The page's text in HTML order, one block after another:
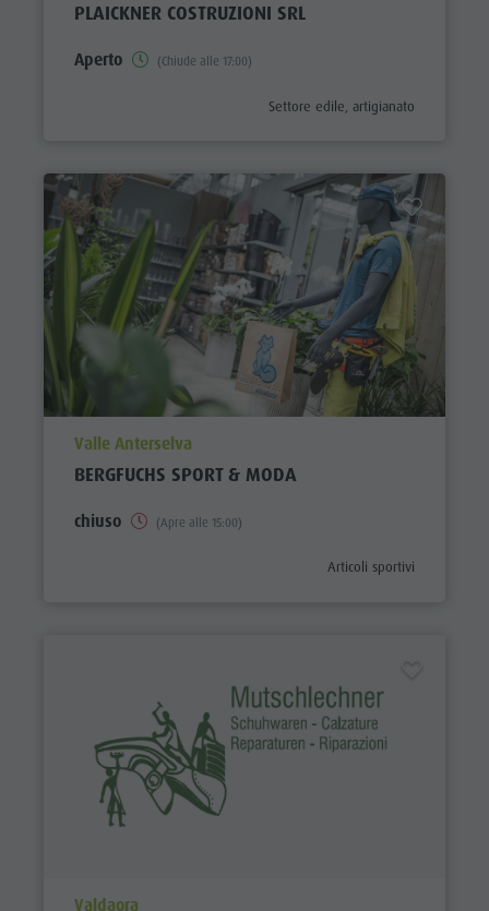
PLAICKNER COSTRUZIONI SRL
Aperto (Chiude alle 17:00)
aria.poi_category_prefix
Settore edile, artigianato
aria.poi_location_prefix
Valle Anterselva
BERGFUCHS SPORT & MODA
chiuso (Apre alle 15:00)
aria.poi_category_prefix
Articoli sportivi
aria.poi_location_prefix
Valdaora